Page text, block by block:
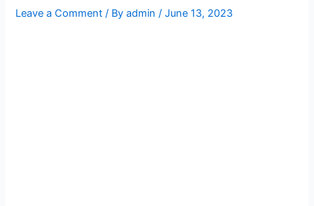
Leave a Comment / Byadmin/June 13, 2023